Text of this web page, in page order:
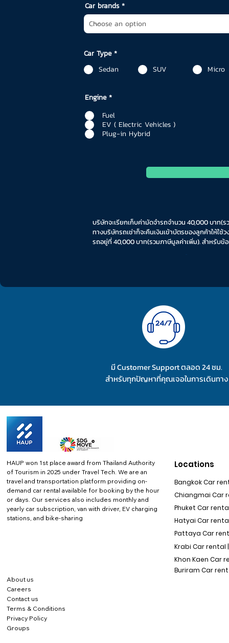
Car brands
Car Type *
Sedan
SUV Micro
Engine *
Fuel
EV ( Electric Vehicles )
Plug-in Hybrid
บริษัทจะเรียกเก็บค่ามัดจำรถจำนวน 40,000 บาท(
ทางบริษัทรถเช่าก็จะคืนเงินเข้าบัตรของลูกค้าให้ใ
รถอยู่ที่ 40,000 บาท(รวมภาษีมูลค่าเพิ่ม). สำหรับข้
มี Customer Support ตลอด 24 ชม.
สำหรับทุกปัญหาที่คุณเจอในการเดินทาง
HAUP won 1st place award from Thailand Authority
of Tourism in 2025 under Travel Tech. We are an
travel and transportation platform providing on-
demand car rental available for booking by the hour
or days. Our services also includes monthly and
yearly car subscription, van with driver, EV charging
stations, and bike-sharing
About us
Careers
Contact us
Terms & Conditions
Privacy Policy
Locations
Bangkok Car
Chiangmai Car
Phuket Car rental
Hatyai Car
Pattaya Car
Krabi Car rental |
Khon Kaen Car
Buriram Car
Groups